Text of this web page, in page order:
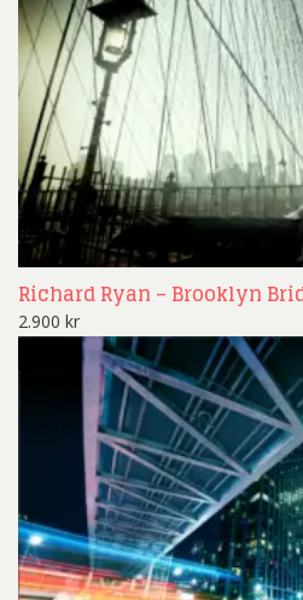
Richard Ryan – Brooklyn
2.900 kr